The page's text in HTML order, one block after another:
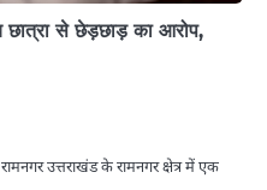
छात्रा से छेड़छाड़ का आरोप,
उत्तराखंड के रामनगर क्षेत्र में एक